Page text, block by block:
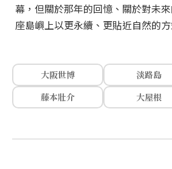
幕，但關於那年的回憶、關於對未
座島嶼上以更永續、更貼近自然的
大阪世博
淡路島
藤本壯介
大屋根